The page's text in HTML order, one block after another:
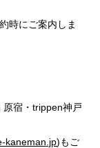
時にご案内しま
宿・trippen神戸
kaneman.jp)もご